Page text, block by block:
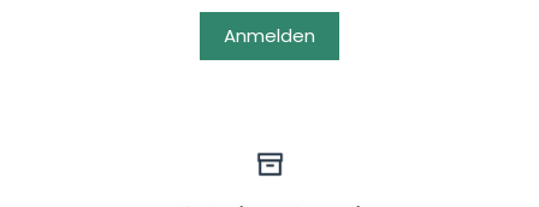
Anmelden